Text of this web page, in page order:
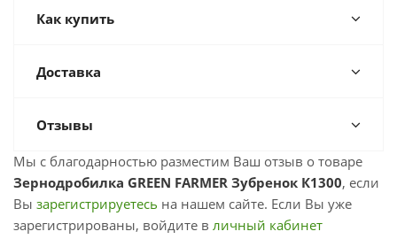
Как купить
Доставка
Отзывы
Мы с благодарностью разместим Ваш отзыв о товаре
Зернодробилка GREEN FARMER Зубренок К1300, если
Вы зарегистрируетесь на нашем сайте. Если Вы уже
зарегистрированы, войдите в личный кабинет